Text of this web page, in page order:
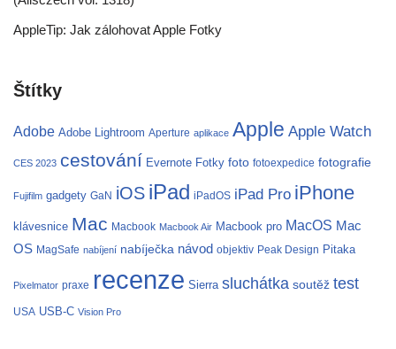
AppleTip: Jak zálohovat Apple Fotky
Štítky
Adobe Adobe Lightroom Aperture aplikace Apple Apple Watch
CES 2023 cestování Evernote Fotky foto fotoexpedice fotografie
Fujifilm gadgety GaN iOS iPad iPadOS iPad Pro iPhone
klávesnice Mac Macbook Macbook Air Macbook pro MacOS Mac
OS MagSafe nabíjení nabíječka návod objektiv Peak Design Pitaka
Pixelmator praxe recenze Sierra sluchátka soutěž test
USA USB-C Vision Pro